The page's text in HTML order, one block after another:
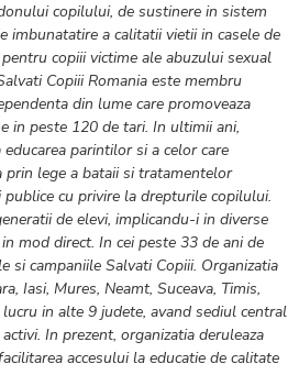
copilului, de sustinere in sistem
imbunatatire a calitatii vietii in casele de
copiii victime ale abuzului sexual
Copiii Romania este membru
din lume care promoveaza
in peste 120 de tari. In ultimii ani,
parintilor si a celor care
prin lege a bataii si tratamentelor
cu privire la drepturile copilului.
de elevi, implicandu-i in diverse
mod direct. In cei peste 33 de ani de
campaniile Salvati Copiii. Organizatia
Iasi, Mures, Neamt, Suceava, Timis,
in alte 9 judete, avand sediul central
In prezent, organizatia deruleaza
accesului la educatie de calitate